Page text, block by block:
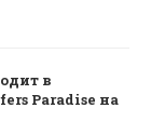
в
Paradise на